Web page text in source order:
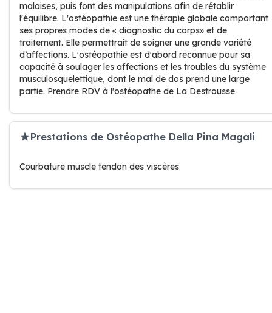
malaises, puis font des manipulations afin de rétablir
l'équilibre. L'ostéopathie est une thérapie globale comportant
ses propres modes de « diagnostic du corps» et de
traitement. Elle permettrait de soigner une grande variété
d’affections. L'ostéopathie est d'abord reconnue pour sa
capacité à soulager les affections et les troubles du système
musculosquelettique, dont le mal de dos prend une large
partie. Prendre RDV à l'ostéopathe de La Destrousse
Prestations de Ostéopathe Della Pina Magali
Courbature muscle tendon des viscères